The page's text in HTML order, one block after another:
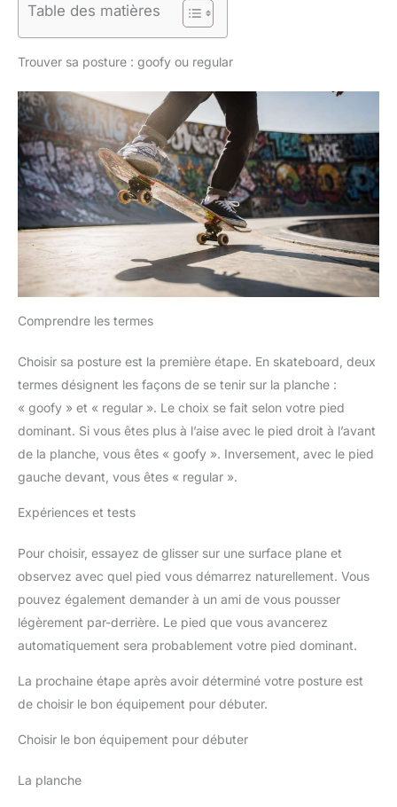
Table des matières
Trouver sa posture : goofy ou regular
Comprendre les termes
Choisir sa posture est la première étape. En skateboard, deux
termes désignent les façons de se tenir sur la planche :
« goofy » et « regular ». Le choix se fait selon votre pied
dominant. Si vous êtes plus à l’aise avec le pied droit à l’avant
de la planche, vous êtes « goofy ». Inversement, avec le pied
gauche devant, vous êtes « regular ».
Expériences et tests
Pour choisir, essayez de glisser sur une surface plane et
observez avec quel pied vous démarrez naturellement. Vous
pouvez également demander à un ami de vous pousser
légèrement par-derrière. Le pied que vous avancerez
automatiquement sera probablement votre pied dominant.
La prochaine étape après avoir déterminé votre posture est
de choisir le bon équipement pour débuter.
Choisir le bon équipement pour débuter
La planche